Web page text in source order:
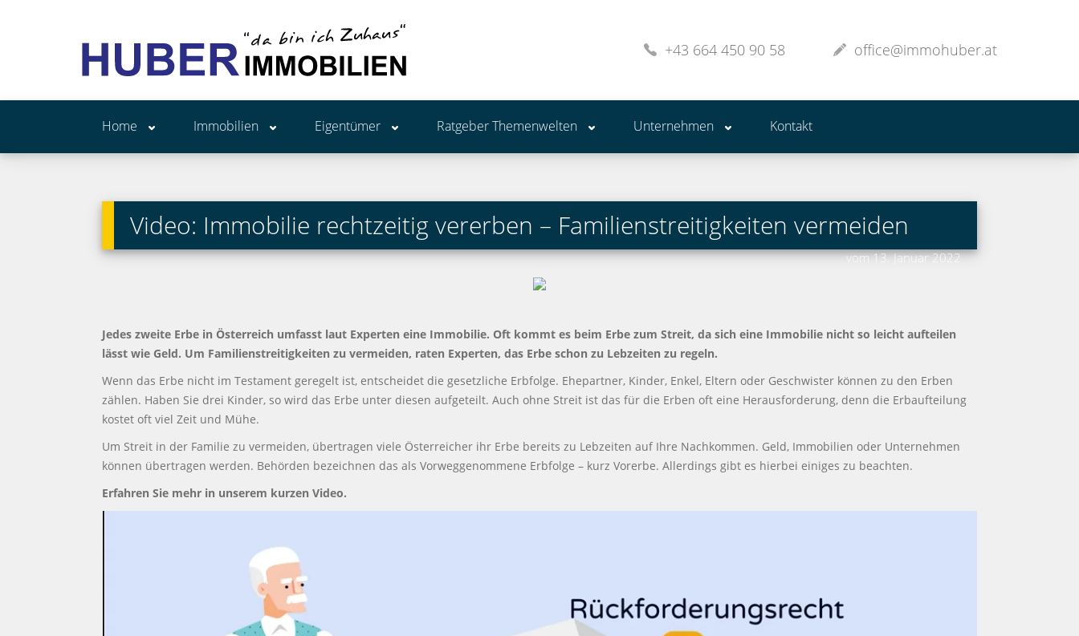
office@immohuber.at
+43 664 450 90 58
Home Immobilien Eigentümer Ratgeber Themenwelten Unternehmen Kontakt
Video: Immobilie rechtzeitig vererben – Familienstreitigkeiten vermeiden
vom 13. Januar 2022
Jedes zweite Erbe in Österreich umfasst laut Experten eine Immobilie. Oft kommt es beim Erbe zum Streit, da sich eine Immobilie nicht so leicht aufteilen
lässt wie Geld. Um Familienstreitigkeiten zu vermeiden, raten Experten, das Erbe schon zu Lebzeiten zu regeln.
Wenn das Erbe nicht im Testament geregelt ist, entscheidet die gesetzliche Erbfolge. Ehepartner, Kinder, Enkel, Eltern oder Geschwister können zu den Erben
zählen. Haben Sie drei Kinder, so wird das Erbe unter diesen aufgeteilt. Auch ohne Streit ist das für die Erben oft eine Herausforderung, denn die Erbaufteilung
kostet oft viel Zeit und Mühe.
Um Streit in der Familie zu vermeiden, übertragen viele Österreicher ihr Erbe bereits zu Lebzeiten auf Ihre Nachkommen. Geld, Immobilien oder Unternehmen
können übertragen werden. Behörden bezeichnen das als Vorweggenommene Erbfolge – kurz Vorerbe. Allerdings gibt es hierbei einiges zu beachten.
Erfahren Sie mehr in unserem kurzen Video.